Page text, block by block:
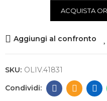
ACQUISTA
Aggiungi al confronto
SKU: OLIV.41831